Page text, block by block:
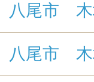
八尾市 木
八尾市 木